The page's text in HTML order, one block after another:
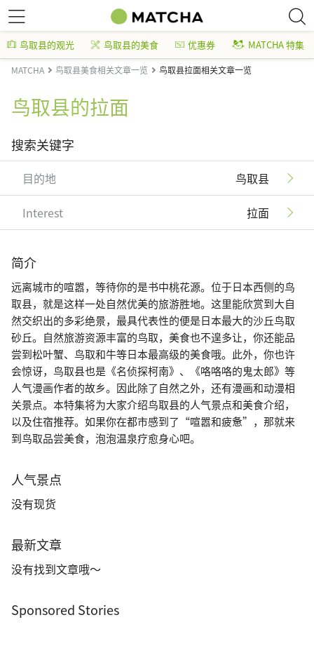
鸟取县的观光 鸟取县的美食 优惠券 MATCHA 特集
MATCHA 鸟取县美食相关文章一览 鸟取县拉面相关文章一览
鸟取县的拉面
搜索关键字
目的地 鸟取县
Interest 拉面
简介
远离城市的喧嚣，等待你的是书中桃花源。位于日本西侧的鸟
取县，就是这样一处自然优美的旅游胜地。这里能欣赏到大自
然交织出的多彩绝景，最具代表性的便是日本最大的沙丘鸟取
砂丘。自然旅游资源丰富的鸟取，美食也不遑多让，你还能品
尝到松叶蟹、鸟取和牛等日本最高级的美食哦。此外，你也许
会惊讶，鸟取县也是《名侦探柯南》、《咯咯咯的鬼太郎》等
人气漫画作者的故乡。因此除了自然之外，还有漫画和动漫相
关景点。本特集将为大家介绍鸟取县的人气景点和美食介绍，
以及住宿推荐。如果你在都市感到了“喧嚣和疲惫”，那就来
到鸟取品尝美食，泡泡温泉疗愈身心吧。
人气景点
没有现货
最新文章
没有找到文章哦～
Sponsored Stories